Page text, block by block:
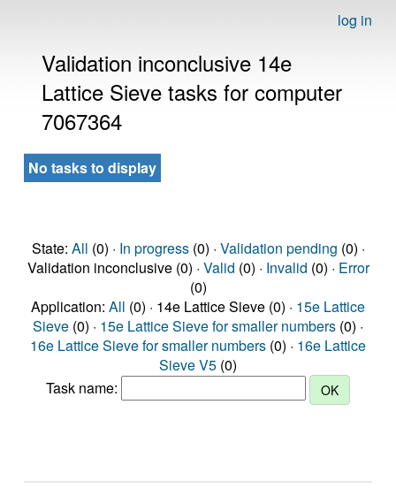
log in
Validation inconclusive 14e
Lattice Sieve tasks for computer
7067364
No tasks to display
State: All (0) · In progress(0) · Validation pending (0) ·
Validation inconclusive (0) · Valid (0) · Invalid (0) · Error
(0)
Application: All (0) · 14e Lattice Sieve (0) · 15e Lattice
Sieve (0) · 15e Lattice Sieve for smaller numbers (0) ·
16e Lattice Sieve for smaller numbers (0) · 16e Lattice
Sieve V5 (0)
Task name: